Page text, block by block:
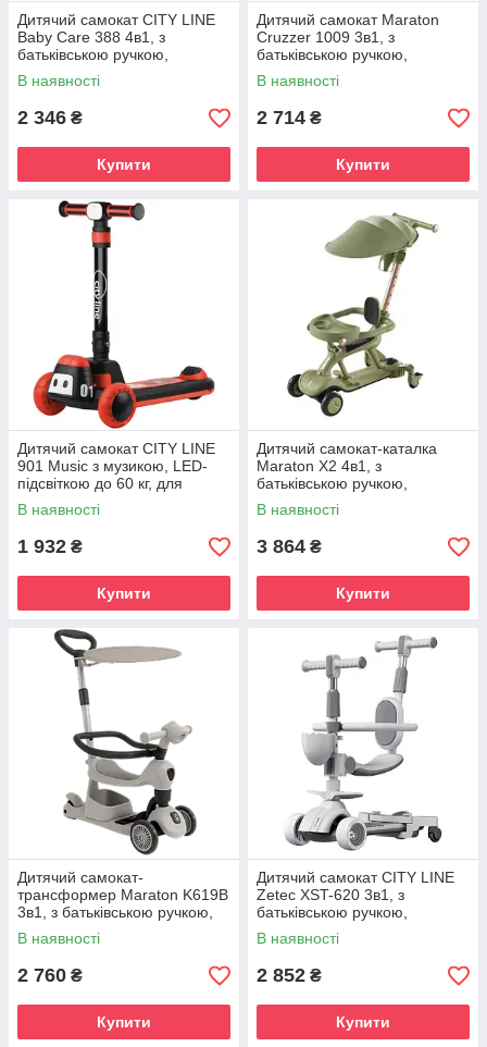
Дитячий самокат CITY LINE
Baby Care 388 4в1, з
батьківською ручкою,
сидінням, LED-підсвіткою та
кошиком
В наявності
2 346 ₴
Купити
Дитячий самокат Maraton
Cruzzer 1009 3в1, з
батьківською ручкою,
сидінням, захисним бортиком
і підніжками
В наявності
2 714 ₴
Купити
Дитячий самокат CITY LINE
901 Music з музикою, LED-
підсвіткою до 60 кг, для
хлопчиків і дівчаток
В наявності
1 932 ₴
Купити
Дитячий самокат-каталка
Maraton X2 4в1, з
батьківською ручкою,
захисним бортиком,
капюшоном та сидінням
В наявності
3 864 ₴
Купити
Дитячий самокат-
трансформер Maraton K619B
3в1, з батьківською ручкою,
захисним бортиком, сидінням
і козирком
В наявності
2 760 ₴
Купити
Дитячий самокат CITY LINE
Zetec XST-620 3в1, з
батьківською ручкою,
сидінням і трьома колесами
В наявності
2 852 ₴
Купити